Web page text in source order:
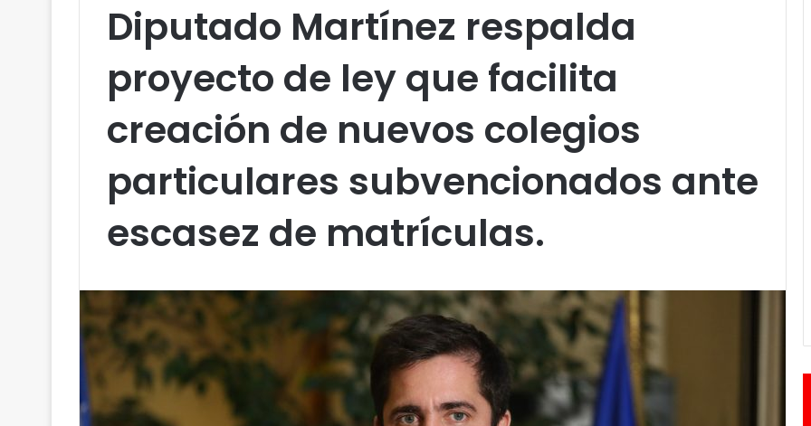
Diputado Martínez respalda
proyecto de ley que facilita
creación de nuevos colegios
particulares subvencionados ante
escasez de matrículas.